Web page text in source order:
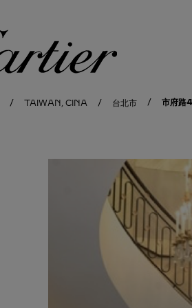
TAIWAN, CINA 台北市 市府路